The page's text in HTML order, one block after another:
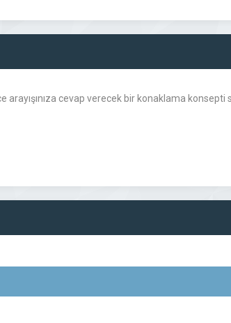
cevap verecek bir konaklama